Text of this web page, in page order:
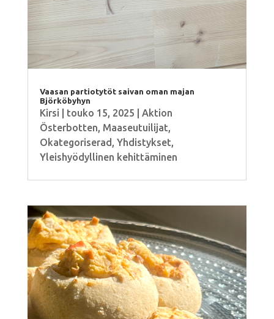
Vaasan partiotytöt saivan oman majan
Björköbyhyn
Kirsi touko 15, 2025
Aktion
Österbotten, Maaseutuilijat,
Okategoriserad, Yhdistykset,
Yleishyödyllinen kehittäminen